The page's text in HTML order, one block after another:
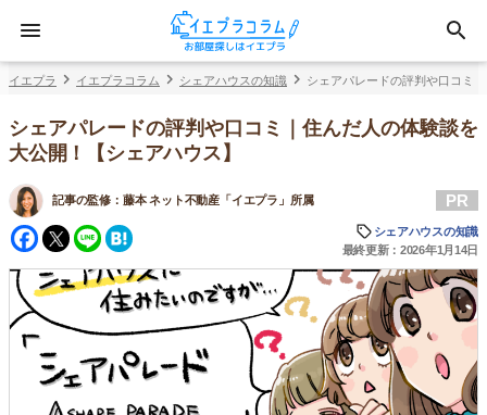
イエプラ イエプラコラム シェアハウスの知識 シェアパレードの評判や口コミ
シェアパレードの評判や口コミ｜住んだ人の体験談を
大公開！【シェアハウス】
記事の監修： 藤本 ネット不動産「イエプラ」所属
Facebook
Twitter
Line
PR
シェアハウスの知識
最終更新：2026年1月14日